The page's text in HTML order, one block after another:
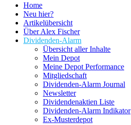
Home
Neu hier?
Artikelübersicht
Über Alex Fischer
Dividenden-Alarm
Übersicht aller Inhalte
Mein Depot
Meine Depot Performance
Mitgliedschaft
Dividenden-Alarm Journal
Newsletter
Dividendenaktien Liste
Dividenden-Alarm Indikator
Ex-Musterdepot